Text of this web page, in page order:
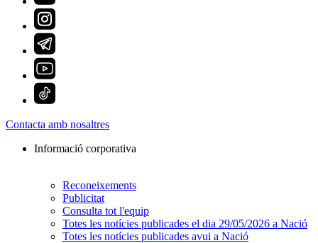
Contacta amb nosaltres
Informació corporativa
Reconeixements
Publicitat
Consulta tot l'equip
Totes les notícies publicades el dia 29/05/2026 a Nació
Totes les notícies publicades avui a Nació